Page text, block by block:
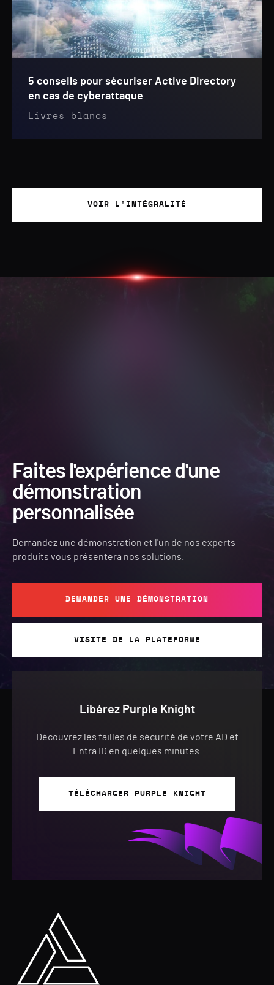
5 conseils pour sécuriser Active Directory
en cas de cyberattaque
Livres blancs
VOIR L'INTÉGRALITÉ
Faites l'expérience d'une
démonstration
personnalisée
Demandez une démonstration et l'un de nos experts
produits vous présentera nos solutions.
DEMANDER UNE DÉMONSTRATION
VISITE DE LA PLATEFORME
Libérez Purple Knight
Découvrez les failles de sécurité de votre AD et
Entra ID en quelques minutes.
TÉLÉCHARGER PURPLE KNIGHT